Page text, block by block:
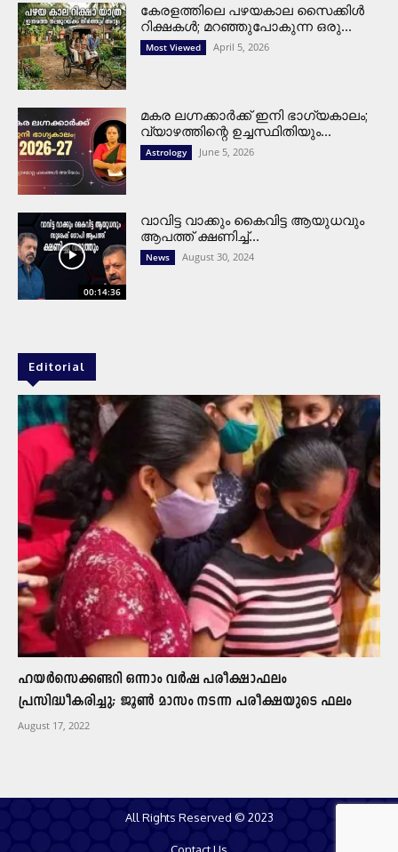
കേരളത്തിലെ പഴയകാല സൈക്കിൾ
റിക്ഷകൾ; മറഞ്ഞുപോകുന്ന ഒരു...
Most Viewed April 5, 2026
മകര ലഗ്നക്കാർക്ക് ഇനി ഭാഗ്യകാലം;
വ്യാഴത്തിന്റെ ഉച്ചസ്ഥിതിയും...
Astrology June 5, 2026
00:14:36
വാവിട്ട വാക്കും കൈവിട്ട ആയുധവും
ആപത്ത് ക്ഷണിച്ച്...
News August 30, 2024
Editorial
ഹയർസെക്കണ്ടറി ഒന്നാം വർഷ പരീക്ഷാഫലം
പ്രസിദ്ധീകരിച്ചു; ജൂൺ മാസം നടന്ന പരീക്ഷയുടെ ഫലം
August 17, 2022
All Rights Reserved © 2023